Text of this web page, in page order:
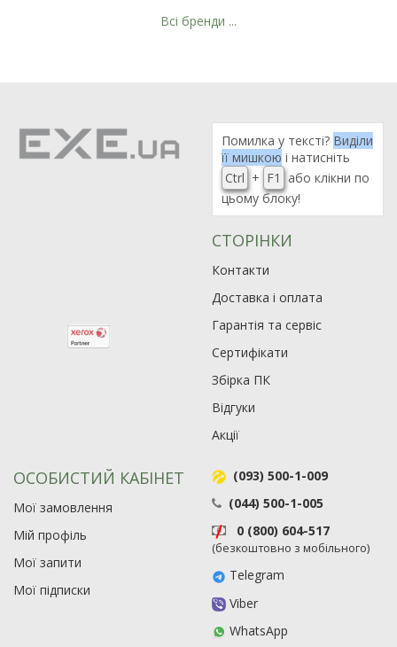
Всі бренди ...
Помилка у тексті? Виділи
її мишкою і натисніть
Ctrl + F1
або клікни по
цьому блоку!
СТОРІНКИ
Контакти
Доставка і оплата
Гарантія та сервіс
Сертифікати
Збірка ПК
Відгуки
Акції
ОСОБИСТИЙ КАБІНЕТ
Мої замовлення
Мій профіль
Мої запити
Мої підписки
(093) 500-1-009
(044) 500-1-005
0 (800) 604-517
(безкоштовно з мобільного)
Telegram
Viber
WhatsApp